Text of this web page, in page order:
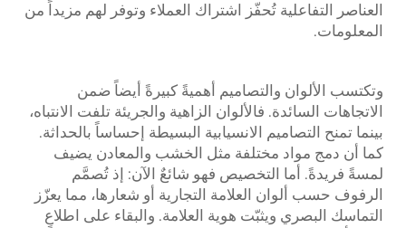
العناصر التفاعلية تُحفّز اشتراك العملاء وتوفر لهم مزيداً من
المعلومات.
وتكتسب الألوان والتصاميم أهميةً كبيرةً أيضاً ضمن
الاتجاهات السائدة. فالألوان الزاهية والجريئة تلفت الانتباه،
بينما تمنح التصاميم الانسيابية البسيطة إحساساً بالحداثة.
كما أن دمج مواد مختلفة مثل الخشب والمعادن يضيف
لمسةً فريدةً. أما التخصيص فهو شائعٌ الآن: إذ تُصمَّم
الرفوف حسب ألوان العلامة التجارية أو شعارها، مما يعزّز
التماسك البصري ويثبّت هوية العلامة. والبقاء على اطلاعٍ